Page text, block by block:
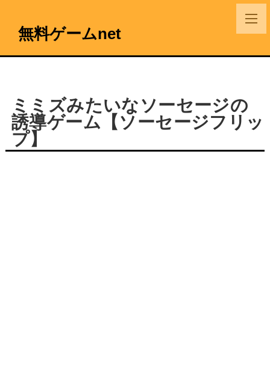
無料ゲームnet
ミミズみたいなソーセージの
誘導ゲーム【ソーセージフリッ
プ】